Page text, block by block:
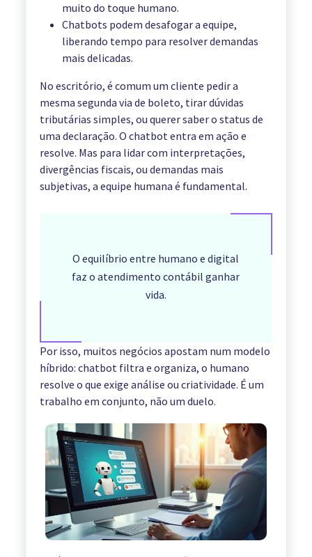
muito do toque humano.
Chatbots podem desafogar a equipe,
liberando tempo para resolver demandas
mais delicadas.
No escritório, é comum um cliente pedir a
mesma segunda via de boleto, tirar dúvidas
tributárias simples, ou querer saber o status de
uma declaração. O chatbot entra em ação e
resolve. Mas para lidar com interpretações,
divergências fiscais, ou demandas mais
subjetivas, a equipe humana é fundamental.
O equilíbrio entre humano e digital
faz o atendimento contábil ganhar
vida.
Por isso, muitos negócios apostam num modelo
híbrido: chatbot filtra e organiza, o humano
resolve o que exige análise ou criatividade. É um
trabalho em conjunto, não um duelo.